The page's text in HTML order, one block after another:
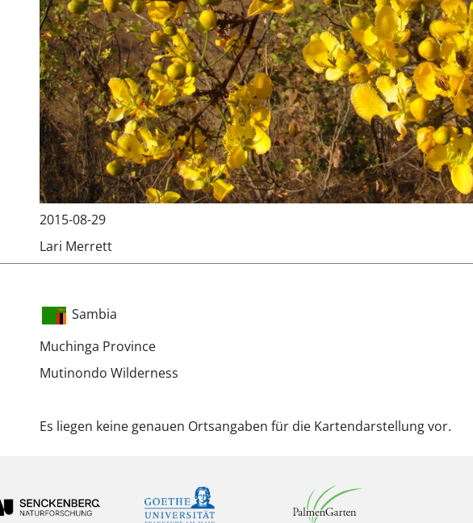
2015-08-29
Lari Merrett
Sambia
Muchinga Province
Mutinondo Wilderness
Es liegen keine genauen Ortsangaben für die Kartendarstellung vor.